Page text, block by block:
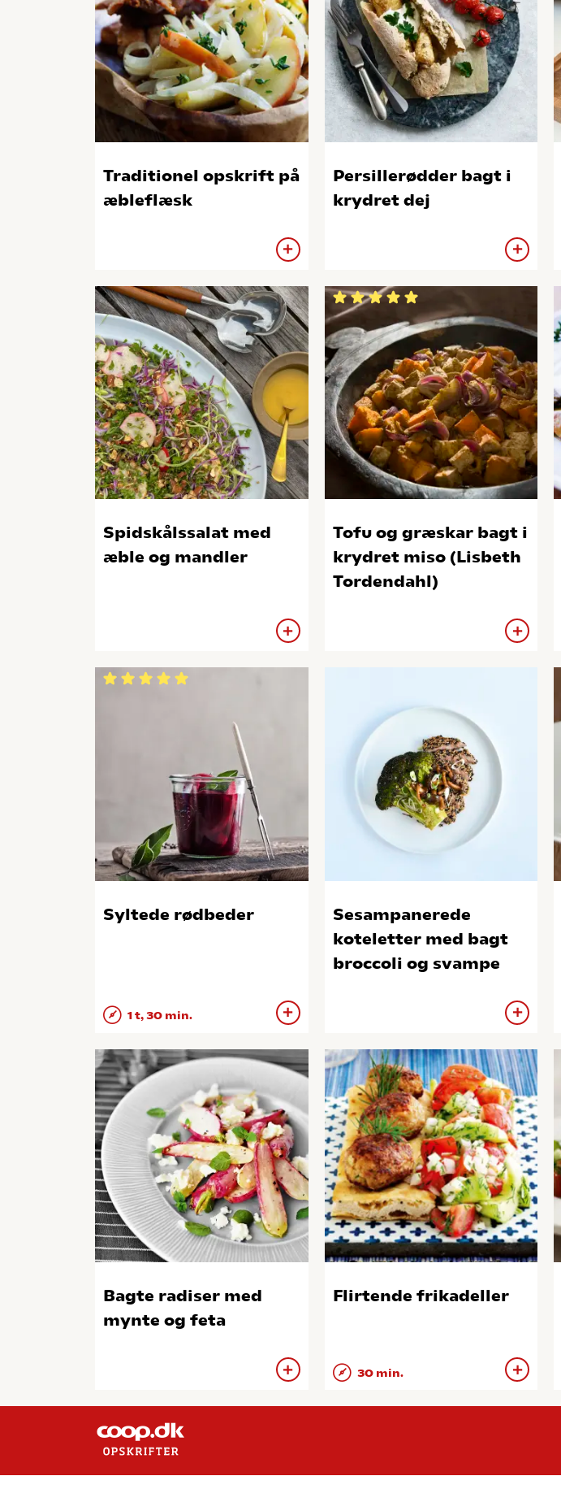
Traditionel opskrift på
æbleflæsk
Persillerødder bagt i
krydret dej
Spidskålssalat med
æble og mandler
Tofu og græskar bagt i
krydret miso (Lisbeth
Tordendahl)
Syltede rødbeder
1 t, 30 min.
Sesampanerede
koteletter med bagt
broccoli og svampe
Bagte radiser med
mynte og feta
Flirtende frikadeller
30 min.